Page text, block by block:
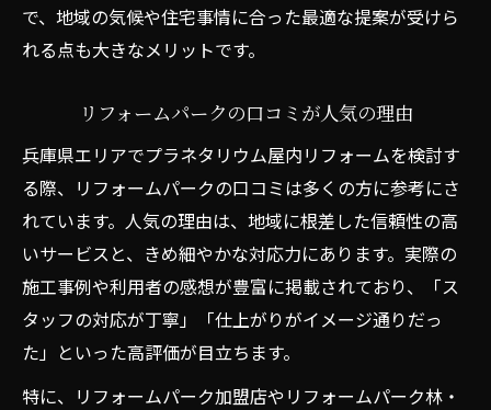
で、地域の気候や住宅事情に合った最適な提案が受けら
れる点も大きなメリットです。
リフォームパークの口コミが人気の理由
兵庫県エリアでプラネタリウム屋内リフォームを検討す
る際、リフォームパークの口コミは多くの方に参考にさ
れています。人気の理由は、地域に根差した信頼性の高
いサービスと、きめ細やかな対応力にあります。実際の
施工事例や利用者の感想が豊富に掲載されており、「ス
タッフの対応が丁寧」「仕上がりがイメージ通りだっ
た」といった高評価が目立ちます。
特に、リフォームパーク加盟店やリフォームパーク林・